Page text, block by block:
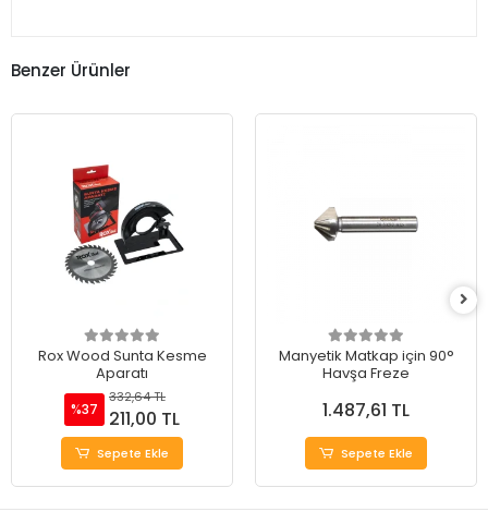
Benzer Ürünler
Rox Wood Sunta Kesme
Aparatı
%37
332,64 TL
211,00 TL
Sepete Ekle
Manyetik Matkap için 90°
Havşa Freze
1.487,61 TL
Sepete Ekle